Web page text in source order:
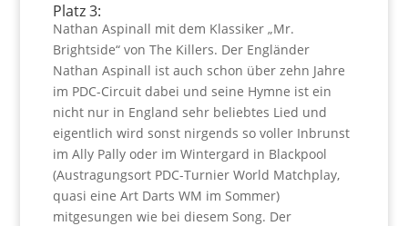
Platz 3:
Nathan Aspinall mit dem Klassiker „Mr.
Brightside“ von The Killers. Der Engländer
Nathan Aspinall ist auch schon über zehn Jahre
im PDC-Circuit dabei und seine Hymne ist ein
nicht nur in England sehr beliebtes Lied und
eigentlich wird sonst nirgends so voller Inbrunst
im Ally Pally oder im Wintergard in Blackpool
(Austragungsort PDC-Turnier World Matchplay,
quasi eine Art Darts WM im Sommer)
mitgesungen wie bei diesem Song. Der